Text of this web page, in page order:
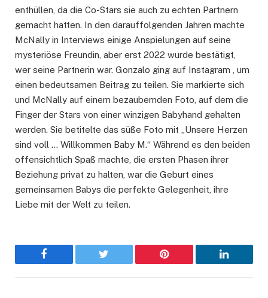
enthüllen, da die Co-Stars sie auch zu echten Partnern
gemacht hatten. In den darauffolgenden Jahren machte
McNally in Interviews einige Anspielungen auf seine
mysteriöse Freundin, aber erst 2022 wurde bestätigt,
wer seine Partnerin war. Gonzalo ging auf Instagram , um
einen bedeutsamen Beitrag zu teilen. Sie markierte sich
und McNally auf einem bezaubernden Foto, auf dem die
Finger der Stars von einer winzigen Babyhand gehalten
werden. Sie betitelte das süße Foto mit „Unsere Herzen
sind voll … Willkommen Baby M.“ Während es den beiden
offensichtlich Spaß machte, die ersten Phasen ihrer
Beziehung privat zu halten, war die Geburt eines
gemeinsamen Babys die perfekte Gelegenheit, ihre
Liebe mit der Welt zu teilen.
Facebook Twitter Pinterest LinkedIn